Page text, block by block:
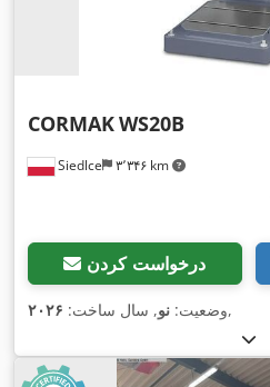
Siedlce ۳٬۳۴۶ km
CORMAKWS20B
درخواست کردن
وضعیت: نو, سال ساخت: ۲۰۲۶ ,